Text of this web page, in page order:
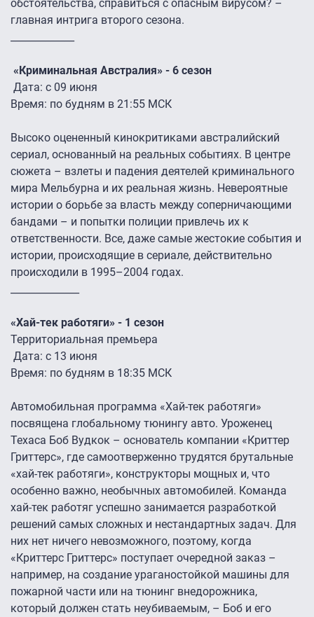
обстоятельства, справиться с опасным вирусом? –
главная интрига второго сезона.
«Криминальная Австралия» - 6 сезон
Дата: с 09 июня
Время: по будням в 21:55 МСК
Высоко оцененный кинокритиками австралийский
сериал, основанный на реальных событиях. В центре
сюжета – взлеты и падения деятелей криминального
мира Мельбурна и их реальная жизнь. Невероятные
истории о борьбе за власть между соперничающими
бандами – и попытки полиции привлечь их к
ответственности. Все, даже самые жестокие события и
истории, происходящие в сериале, действительно
происходили в 1995–2004 годах.
«Хай-тек работяги» - 1 сезон
Территориальная премьера
Дата: с 13 июня
Время: по будням в 18:35 МСК
Автомобильная программа «Хай-тек работяги»
посвящена глобальному тюнингу авто. Уроженец
Техаса Боб Вудкок – основатель компании «Криттер
Гриттерс», где самоотверженно трудятся брутальные
«хай-тек работяги», конструкторы мощных и, что
особенно важно, необычных автомобилей. Команда
хай-тек работяг успешно занимается разработкой
решений самых сложных и нестандартных задач. Для
них нет ничего невозможного, поэтому, когда
«Криттерс Гриттерс» поступает очередной заказ –
например, на создание ураганостойкой машины для
пожарной части или на тюнинг внедорожника,
который должен стать неубиваемым, – Боб и его